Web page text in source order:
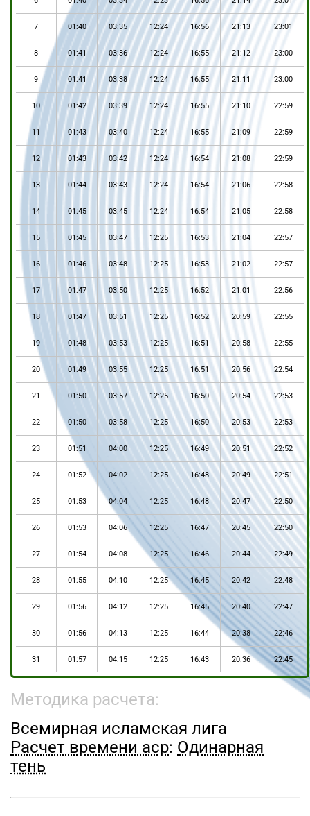
7 01:40 03:35 12:24 16:56 21:13 23:01
8 01:41 03:36 12:24 16:55 21:12 23:00
9 01:41 03:38 12:24 16:55 21:11 23:00
10 01:42 03:39 12:24 16:55 21:10 22:59
11 01:43 03:40 12:24 16:55 21:09 22:59
12 01:43 03:42 12:24 16:54 21:08 22:59
13 01:44 03:43 12:24 16:54 21:06 22:58
14 01:45 03:45 12:24 16:54 21:05 22:58
15 01:45 03:47 12:25 16:53 21:04 22:57
16 01:46 03:48 12:25 16:53 21:02 22:57
17 01:47 03:50 12:25 16:52 21:01 22:56
18 01:47 03:51 12:25 16:52 20:59 22:55
19 01:48 03:53 12:25 16:51 20:58 22:55
20 01:49 03:55 12:25 16:51 20:56 22:54
21 01:50 03:57 12:25 16:50 20:54 22:53
22 01:50 03:58 12:25 16:50 20:53 22:53
23 01:51 04:00 12:25 16:49 20:51 22:52
24 01:52 04:02 12:25 16:48 20:49 22:51
25 01:53 04:04 12:25 16:48 20:47 22:50
26 01:53 04:06 12:25 16:47 20:45 22:50
27 01:54 04:08 12:25 16:46 20:44 22:49
28 01:55 04:10 12:25 16:45 20:42 22:48
29 01:56 04:12 12:25 16:45 20:40 22:47
30 01:56 04:13 12:25 16:44 20:38 22:46
31 01:57 04:15 12:25 16:43 20:36 22:45
Методика расчета:
Всемирная исламская лига
Расчет времени аср: Одинарная
тень